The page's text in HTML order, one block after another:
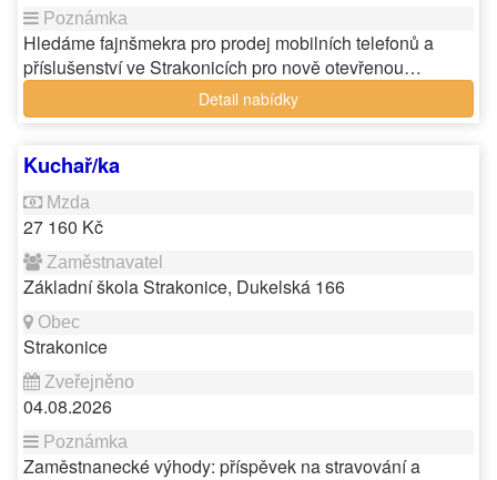
Hledáme fajnšmekra pro prodej mobilních telefonů a
příslušenství ve Strakonicích pro nově otevřenou…
Detail nabídky
Kuchař/ka
27 160 Kč
Základní škola Strakonice, Dukelská 166
Strakonice
04.08.2026
Zaměstnanecké výhody: příspěvek na stravování a